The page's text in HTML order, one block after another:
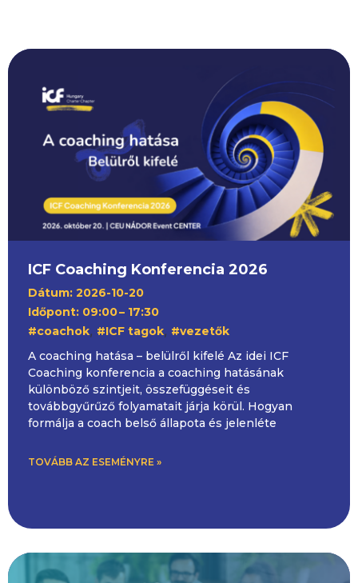
ICF Coaching Konferencia 2026
Dátum: 2026-10-20
Időpont: 09:00– 17:30
#coachok, #ICF tagok, #vezetők
A coaching hatása – belülről kifelé Az idei ICF
Coaching konferencia a coaching hatásának
különböző szintjeit, összefüggéseit és
továbbgyűrűző folyamatait járja körül. Hogyan
formálja a coach belső állapota és jelenléte
TOVÁBB AZ ESEMÉNYRE »